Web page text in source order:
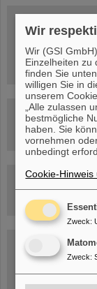
12
Innenstadt Darmstadt
Wir
Wir (GSI
Einzelheiten zu
finden Sie
willigen Sie in
unserem
„Alle zulassen
bestmögliche
haben. Sie
vornehmen
unbedingt
Cookie-
Zweck:
Zweck: